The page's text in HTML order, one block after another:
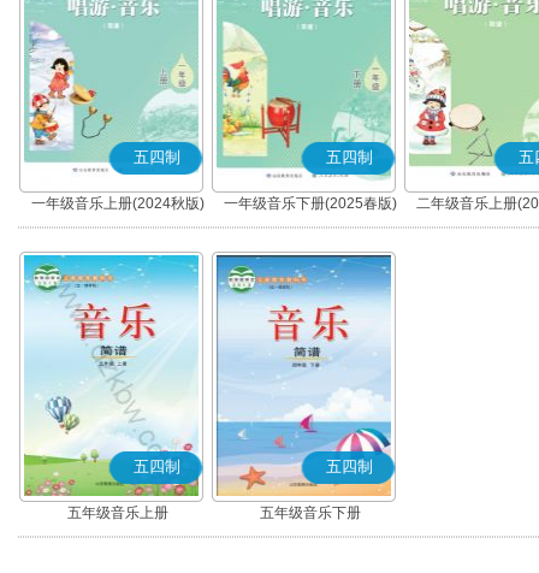
五四制
一年级音乐上册(2024秋版)
五四制
一年级音乐下册(2025春版)
五
二年级音乐上册
五四制
五年级音乐上册
五四制
五年级音乐下册